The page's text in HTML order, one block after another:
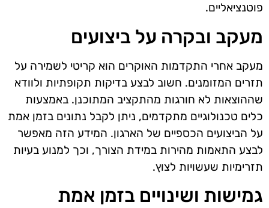
פוטנציאליים.
מעקב ובקרה על ביצועים
מעקב אחרי התקדמות האוקרים הוא קריטי לשמירה על
תזרים המזומנים. חשוב לבצע בדיקות תקופתיות ולוודא
שההוצאות לא חורגות מהתקציב המתוכנן. באמצעות
כלים טכנולוגיים מתקדמים, ניתן לקבל נתונים בזמן אמת
על הביצועים הכספיים של הארגון. המידע הזה מאפשר
לבצע התאמות מהירות במידת הצורך, וכך למנוע בעיות
תזרימיות שעשויות לצוץ.
גמישות ושינויים בזמן אמת